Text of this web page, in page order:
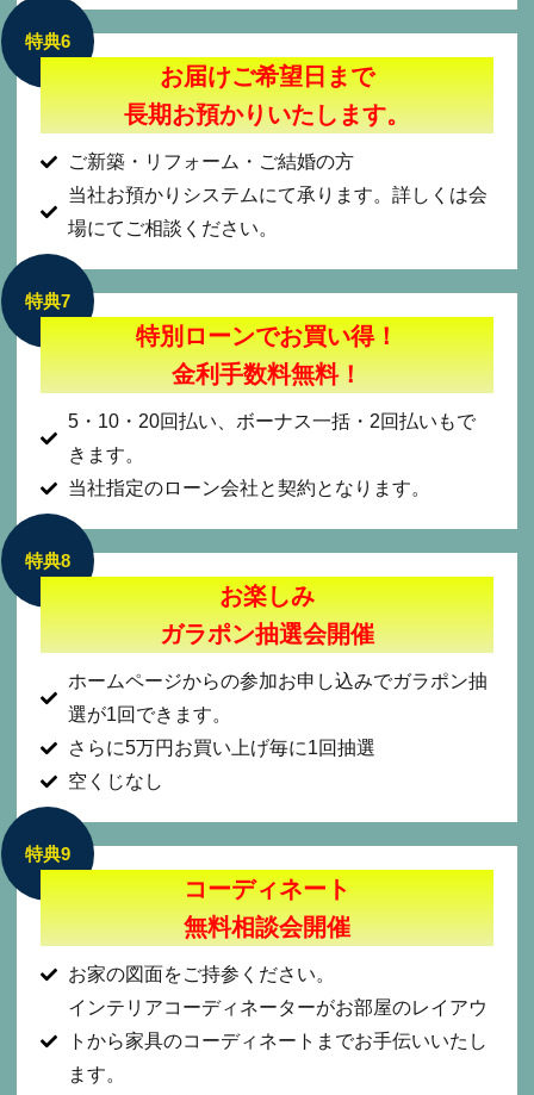
お届けご希望日まで
長期お預かりいたします。
特典6
ご新築・リフォーム・ご結婚の方
当社お預かりシステムにて承ります。詳しくは会
場にてご相談ください。
特典7
特別ローンでお買い得！
金利手数料無料！
5・10・20回払い、ボーナス一括・2回払いもで
きます。
当社指定のローン会社と契約となります。
特典8
お楽しみ
ガラポン抽選会開催
ホームページからの参加お申し込みでガラポン抽
選が1回できます。
さらに5万円お買い上げ毎に1回抽選
空くじなし
コーディネート
無料相談会開催
特典9
お家の図面をご持参ください。
インテリアコーディネーターがお部屋のレイアウ
トから家具のコーディネートまでお手伝いいたし
ます。